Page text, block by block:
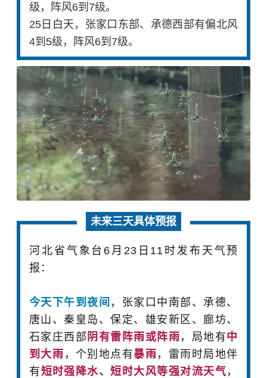
级，阵风6到7级。
25日白天，张家口东部、承德西部有偏北风
4到5级，阵风6到7级。
未来三天具体预报
河北省气象台6月23日11时发布天气预
报：
今天下午到夜间 ，张家口中南部、承德、
唐山、秦皇岛、保定、雄安新区、廊坊、
石家庄西部 阴有雷 阵雨或阵雨 ，局地有中
到大雨 ，个别地点有暴雨 ，雷雨时局地伴
有短时强降水、短时大风等强对流天气 ，